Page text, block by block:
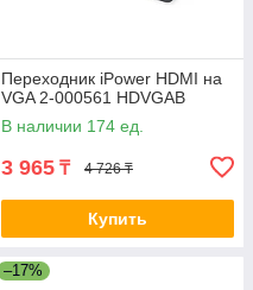
Переходник iPower HDMI на
VGA 2-000561 HDVGAB
В наличии 174 ед.
3 965 ₸ 4 726 ₸
Купить
–17%